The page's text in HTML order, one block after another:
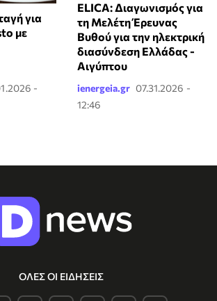
για
με
-
ELICA: Διαγωνισμός για
τη Μελέτη Έρευνας
Βυθού για την ηλεκτρική
διασύνδεση Ελλάδας -
Αιγύπτου
ienergeia.gr 07.31.2026 -
12:46
ΟΛΕΣ ΟΙ ΕΙΔΗΣΕΙΣ